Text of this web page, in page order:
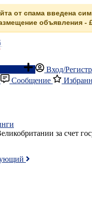
от спама введена
объявления -
Вход/
Сообщение
за счет